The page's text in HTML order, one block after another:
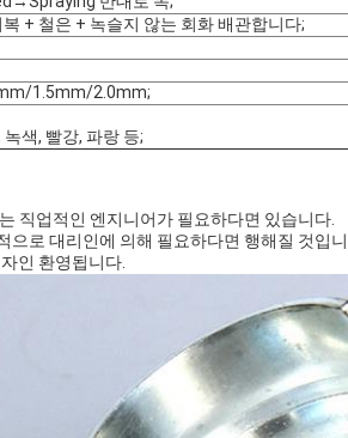
복 + 철은 + 녹슬지 않는 회화 배관합니다;
1.5mm/2.0mm;
색, 빨강, 파랑 등;
직업적인 엔지니어가 필요하다면 있습니다.
으로 대리인에 의해 필요하다면 행해질 것입
인 환영됩니다.